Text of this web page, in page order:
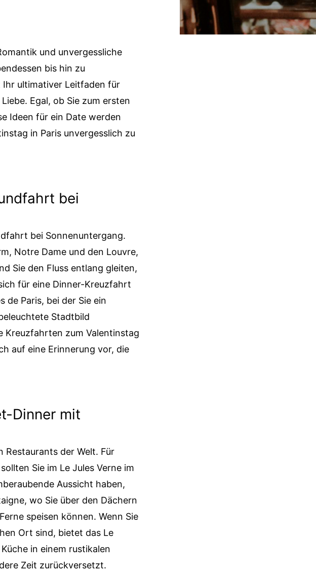
und unvergessliche
bis hin zu
ultimativer Leitfaden für
Egal, ob Sie zum ersten
Ideen für ein Date werden
in Paris unvergesslich zu
bei
bei Sonnenuntergang.
Notre Dame und den Louvre,
Sie den Fluss entlang gleiten,
für eine Dinner-Kreuzfahrt
de Paris, bei der Sie ein
Stadtbild
Kreuzfahrten zum Valentinstag
auf eine Erinnerung vor, die
Dinner mit
der Welt. Für
Sie im Le Jules Verne im
Aussicht haben,
wo Sie über den Dächern
speisen können. Wenn Sie
Ort sind, bietet das Le
in einem rustikalen
Zeit zurückversetzt.